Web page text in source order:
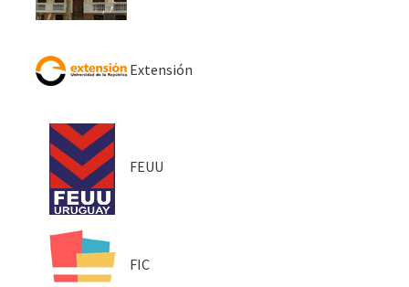
Extensión
FEUU
FIC